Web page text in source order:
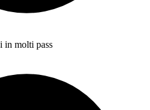
in molti pass